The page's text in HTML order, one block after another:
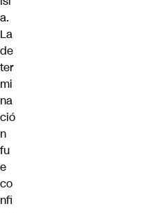
a.
La
de
ter
mi
na
ció
n
fu
e
co
nfi